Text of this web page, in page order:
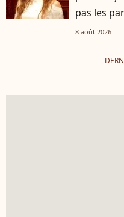
pas les
8 août 2026